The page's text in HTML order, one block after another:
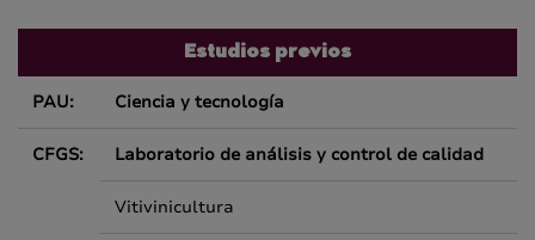
Estudios previos
PAU: Ciencia y tecnología
CFGS: Laboratorio de análisis y control de calidad
Vitivinicultura